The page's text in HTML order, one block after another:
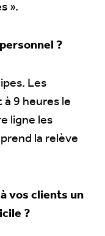
».
?
Les
9 heures le
ligne les
la relève
vos clients un
?